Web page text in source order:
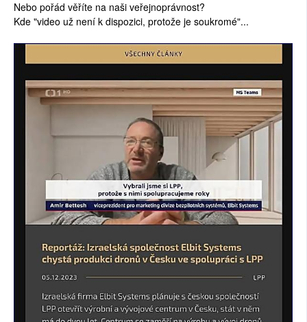
Nebo pořád věříte na naši veřejnoprávnost?
Kde "video už není k dispozici, protože je soukromé"...